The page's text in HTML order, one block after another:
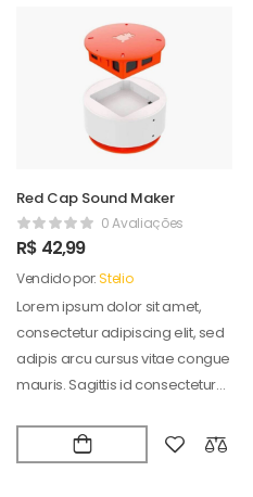
Red Cap Sound Maker
0 Avaliações
R$ 42,99
Vendido por:Stelio
Lorem ipsum dolor sit amet,
consectetur adipiscing elit, sed
adipis arcu cursus vitae congue
mauris. Sagittis id consectetur